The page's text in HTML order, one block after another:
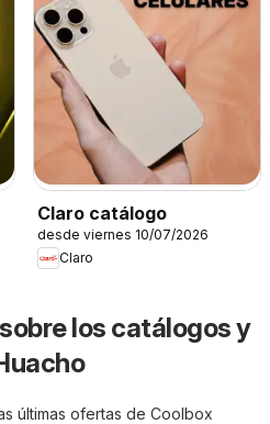
Claro catálogo
desde viernes 10/07/2026
Claro
los catálogos y
últimas ofertas de Coolbox